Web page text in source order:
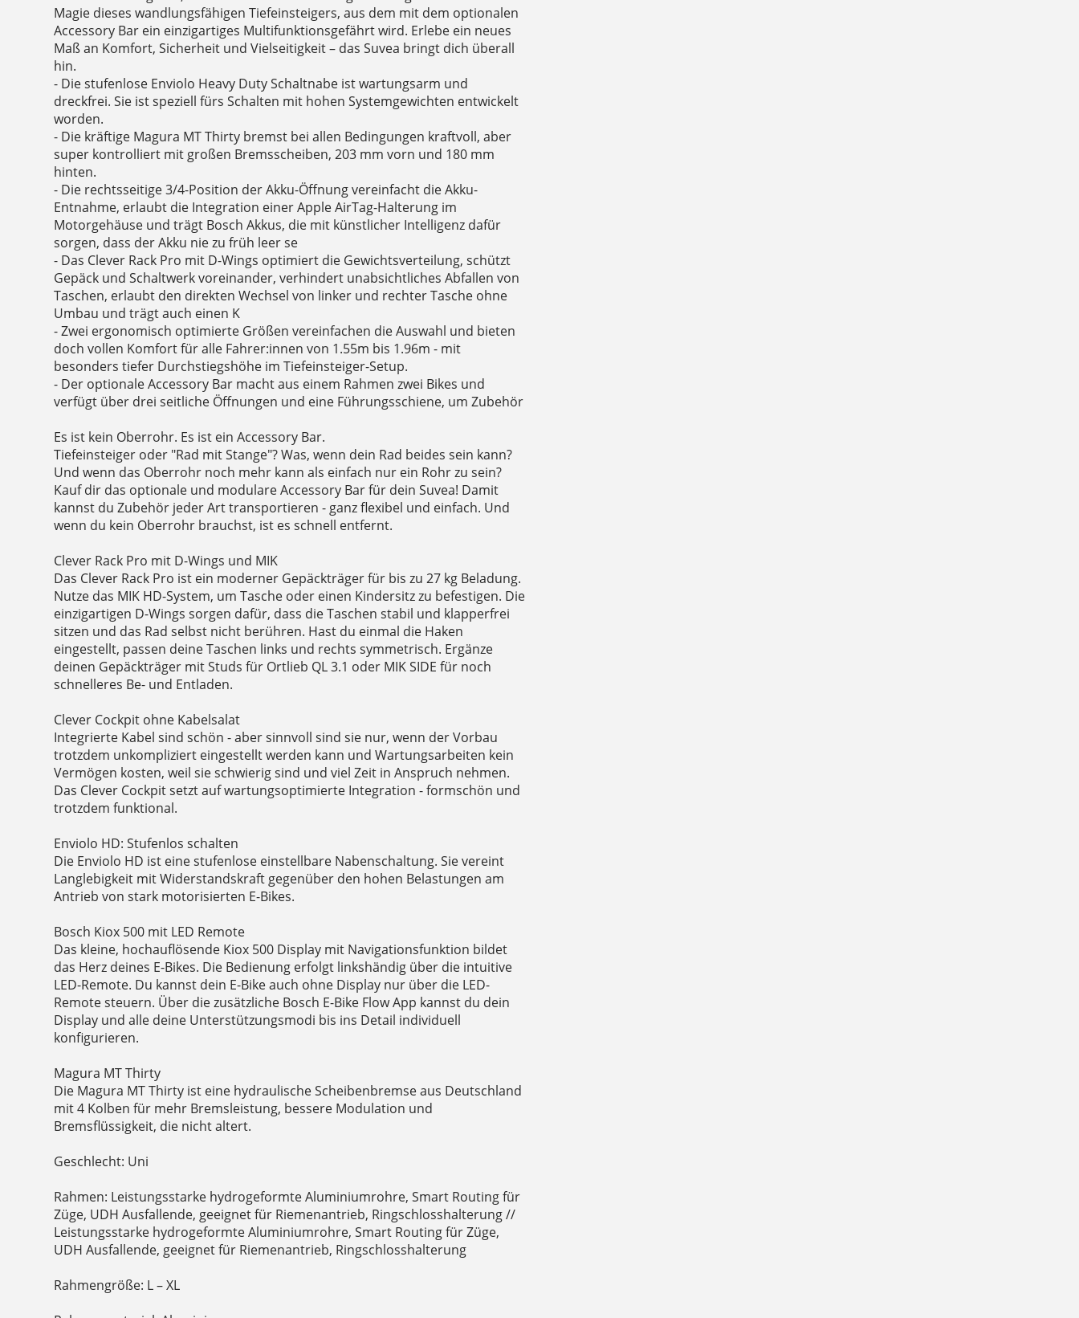
Magie dieses wandlungsfähigen Tiefeinsteigers, aus dem mit dem optionalen
Accessory Bar ein einzigartiges Multifunktionsgefährt wird. Erlebe ein neues
Maß an Komfort, Sicherheit und Vielseitigkeit – das Suvea bringt dich überall
hin.
- Die stufenlose Enviolo Heavy Duty Schaltnabe ist wartungsarm und
dreckfrei. Sie ist speziell fürs Schalten mit hohen Systemgewichten entwickelt
worden.
- Die kräftige Magura MT Thirty bremst bei allen Bedingungen kraftvoll, aber
super kontrolliert mit großen Bremsscheiben, 203 mm vorn und 180 mm
hinten.
- Die rechtsseitige 3/4-Position der Akku-Öffnung vereinfacht die Akku-
Entnahme, erlaubt die Integration einer Apple AirTag-Halterung im
Motorgehäuse und trägt Bosch Akkus, die mit künstlicher Intelligenz dafür
sorgen, dass der Akku nie zu früh leer se
- Das Clever Rack Pro mit D-Wings optimiert die Gewichtsverteilung, schützt
Gepäck und Schaltwerk voreinander, verhindert unabsichtliches Abfallen von
Taschen, erlaubt den direkten Wechsel von linker und rechter Tasche ohne
Umbau und trägt auch einen K
- Zwei ergonomisch optimierte Größen vereinfachen die Auswahl und bieten
doch vollen Komfort für alle Fahrer:innen von 1.55m bis 1.96m - mit
besonders tiefer Durchstiegshöhe im Tiefeinsteiger-Setup.
- Der optionale Accessory Bar macht aus einem Rahmen zwei Bikes und
verfügt über drei seitliche Öffnungen und eine Führungsschiene, um Zubehör
Es ist kein Oberrohr. Es ist ein Accessory Bar.
Tiefeinsteiger oder "Rad mit Stange"? Was, wenn dein Rad beides sein kann?
Und wenn das Oberrohr noch mehr kann als einfach nur ein Rohr zu sein?
Kauf dir das optionale und modulare Accessory Bar für dein Suvea! Damit
kannst du Zubehör jeder Art transportieren - ganz flexibel und einfach. Und
wenn du kein Oberrohr brauchst, ist es schnell entfernt.
Clever Rack Pro mit D-Wings und MIK
Das Clever Rack Pro ist ein moderner Gepäckträger für bis zu 27 kg Beladung.
Nutze das MIK HD-System, um Tasche oder einen Kindersitz zu befestigen. Die
einzigartigen D-Wings sorgen dafür, dass die Taschen stabil und klapperfrei
sitzen und das Rad selbst nicht berühren. Hast du einmal die Haken
eingestellt, passen deine Taschen links und rechts symmetrisch. Ergänze
deinen Gepäckträger mit Studs für Ortlieb QL 3.1 oder MIK SIDE für noch
schnelleres Be- und Entladen.
Clever Cockpit ohne Kabelsalat
Integrierte Kabel sind schön - aber sinnvoll sind sie nur, wenn der Vorbau
trotzdem unkompliziert eingestellt werden kann und Wartungsarbeiten kein
Vermögen kosten, weil sie schwierig sind und viel Zeit in Anspruch nehmen.
Das Clever Cockpit setzt auf wartungsoptimierte Integration - formschön und
trotzdem funktional.
Enviolo HD: Stufenlos schalten
Die Enviolo HD ist eine stufenlose einstellbare Nabenschaltung. Sie vereint
Langlebigkeit mit Widerstandskraft gegenüber den hohen Belastungen am
Antrieb von stark motorisierten E-Bikes.
Bosch Kiox 500 mit LED Remote
Das kleine, hochauflösende Kiox 500 Display mit Navigationsfunktion bildet
das Herz deines E-Bikes. Die Bedienung erfolgt linkshändig über die intuitive
LED-Remote. Du kannst dein E-Bike auch ohne Display nur über die LED-
Remote steuern. Über die zusätzliche Bosch E-Bike Flow App kannst du dein
Display und alle deine Unterstützungsmodi bis ins Detail individuell
konfigurieren.
Magura MT Thirty
Die Magura MT Thirty ist eine hydraulische Scheibenbremse aus Deutschland
mit 4 Kolben für mehr Bremsleistung, bessere Modulation und
Bremsflüssigkeit, die nicht altert.
Geschlecht: Uni
Rahmen: Leistungsstarke hydrogeformte Aluminiumrohre, Smart Routing für
Züge, UDH Ausfallende, geeignet für Riemenantrieb, Ringschlosshalterung //
Leistungsstarke hydrogeformte Aluminiumrohre, Smart Routing für Züge,
UDH Ausfallende, geeignet für Riemenantrieb, Ringschlosshalterung
Rahmengröße: L – XL